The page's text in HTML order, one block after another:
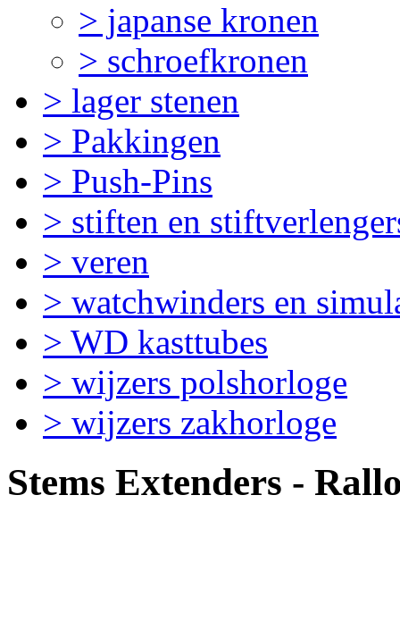
> japanse kronen
> schroefkronen
> lager stenen
> Pakkingen
> Push-Pins
> stiften en
> veren
> watchwinders en
> WD kasttubes
> wijzers polshorloge
> wijzers zakhorloge
Stems Extenders -